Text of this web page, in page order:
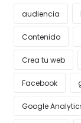
audiencia
Contenido
Crea tu web
Facebook
Google